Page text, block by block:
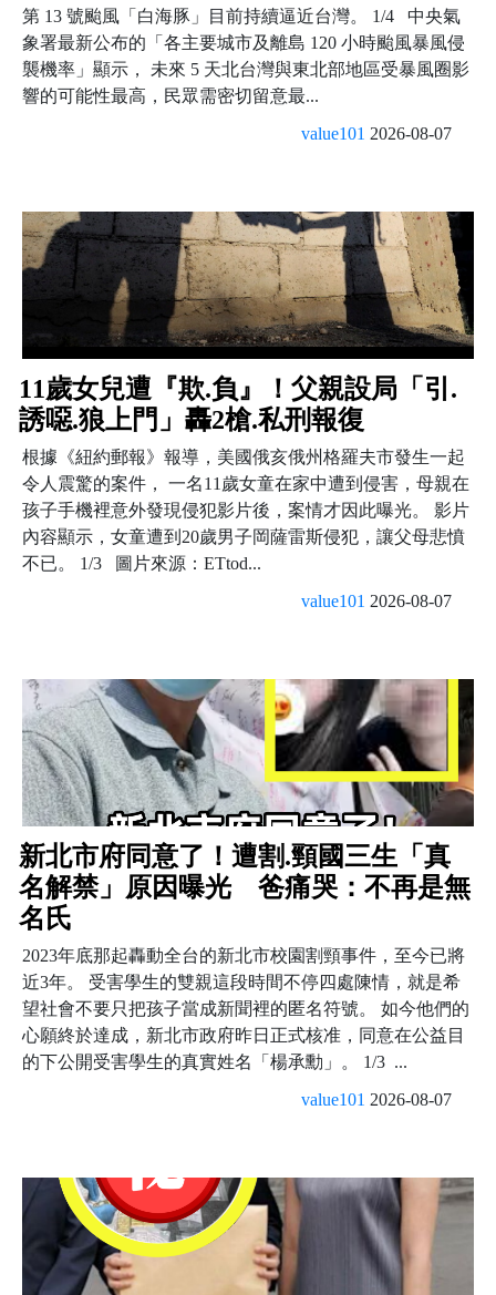
第 13 號颱風「白海豚」目前持續逼近台灣。 1/4 中央氣
象署最新公布的「各主要城市及離島 120 小時颱風暴風侵
襲機率」顯示， 未來 5 天北台灣與東北部地區受暴風圈影
響的可能性最高，民眾需密切留意最...
value101 2026-08-07
11歲女兒遭『欺.負』！父親設局「引.
誘噁.狼上門」轟2槍.私刑報復
根據《紐約郵報》報導，美國俄亥俄州格羅夫市發生一起
令人震驚的案件， 一名11歲女童在家中遭到侵害，母親在
孩子手機裡意外發現侵犯影片後，案情才因此曝光。 影片
內容顯示，女童遭到20歲男子岡薩雷斯侵犯，讓父母悲憤
不已。 1/3 圖片來源：ETtod...
value101 2026-08-07
新北市府同意了！遭割.頸國三生「真
名解禁」原因曝光 爸痛哭：不再是無
名氏
2023年底那起轟動全台的新北市校園割頸事件，至今已將
近3年。 受害學生的雙親這段時間不停四處陳情，就是希
望社會不要只把孩子當成新聞裡的匿名符號。 如今他們的
心願終於達成，新北市政府昨日正式核准，同意在公益目
的下公開受害學生的真實姓名「楊承勳」。 1/3 ...
value101 2026-08-07